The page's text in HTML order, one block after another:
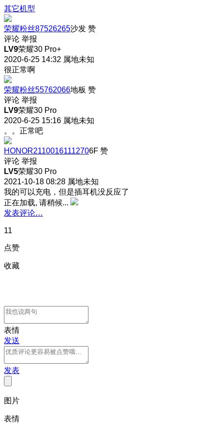
其它机型
荣耀粉丝87526265沙发 赞
评论 举报
LV9荣耀30 Pro+
2020-6-25 14:32 属地未知
很正常啊
荣耀粉丝55762066地板 赞
评论 举报
LV9荣耀30 Pro
2020-6-25 15:16 属地未知
。。正常吧
HONOR21100161112706F 赞
评论 举报
LV5荣耀30 Pro
2021-10-18 08:28 属地未知
我的可以充电，但是插耳机没反应了
正在加载, 请稍候...
发表评论…
11
点赞
收藏
表情
发送
发表
图片
表情